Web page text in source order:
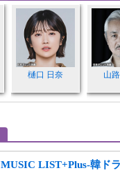
樋口 日奈 山
MUSIC LIST+Plus-韓ド